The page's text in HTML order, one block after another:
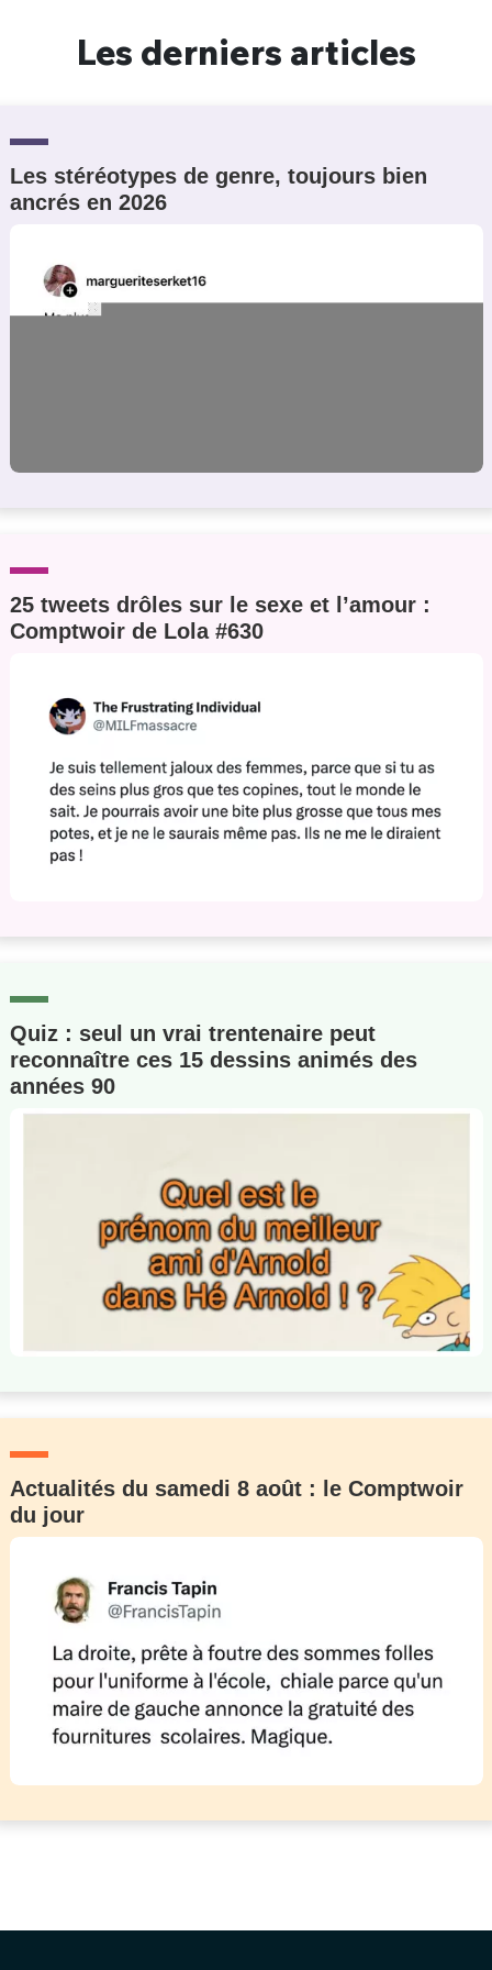
Les derniers articles
Les stéréotypes de genre, toujours bien
ancrés en 2026
25 tweets drôles sur le sexe et l’amour :
Comptwoir de Lola #630
Quiz : seul un vrai trentenaire peut
reconnaître ces 15 dessins animés des
années 90
Actualités du samedi 8 août : le Comptwoir
du jour
Un Thread